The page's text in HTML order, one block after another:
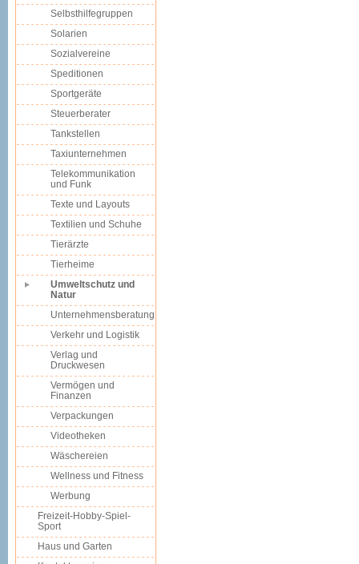
Selbsthilfegruppen
Solarien
Sozialvereine
Speditionen
Sportgeräte
Steuerberater
Tankstellen
Taxiunternehmen
Telekommunikation
und Funk
Texte und Layouts
Textilien und Schuhe
Tierärzte
Tierheime
Umweltschutz und
Natur
Unternehmensberatung
Verkehr und Logistik
Verlag und
Druckwesen
Vermögen und
Finanzen
Verpackungen
Videotheken
Wäschereien
Wellness und Fitness
Werbung
Freizeit-Hobby-Spiel-
Sport
Haus und Garten